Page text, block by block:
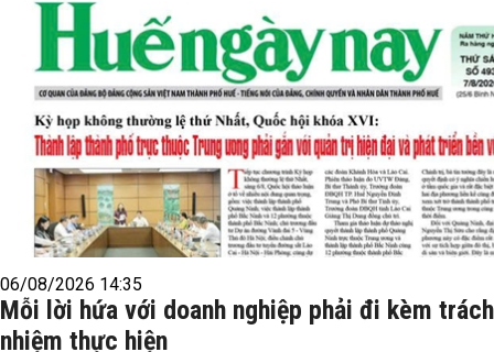
06/08/2026 14:35
Mỗi lời hứa với doanh nghiệp phải đi kèm trách
nhiệm thực hiện